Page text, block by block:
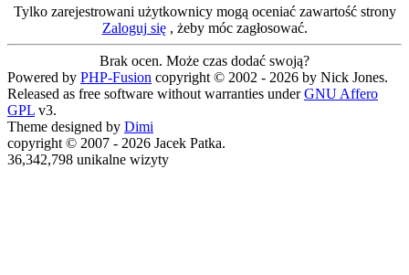
Tylko zarejestrowani użytkownicy mogą oceniać zawartość strony
Zaloguj się, żeby móc zagłosować.
Brak ocen. Może czas dodać swoją?
Powered by PHP-Fusion copyright © 2002 - 2026 by Nick Jones.
Released as free software without warranties underGNU Affero
GPL v3.
Theme designed by Dimi
copyright © 2007 - 2026 Jacek Patka.
36,342,798 unikalne wizyty